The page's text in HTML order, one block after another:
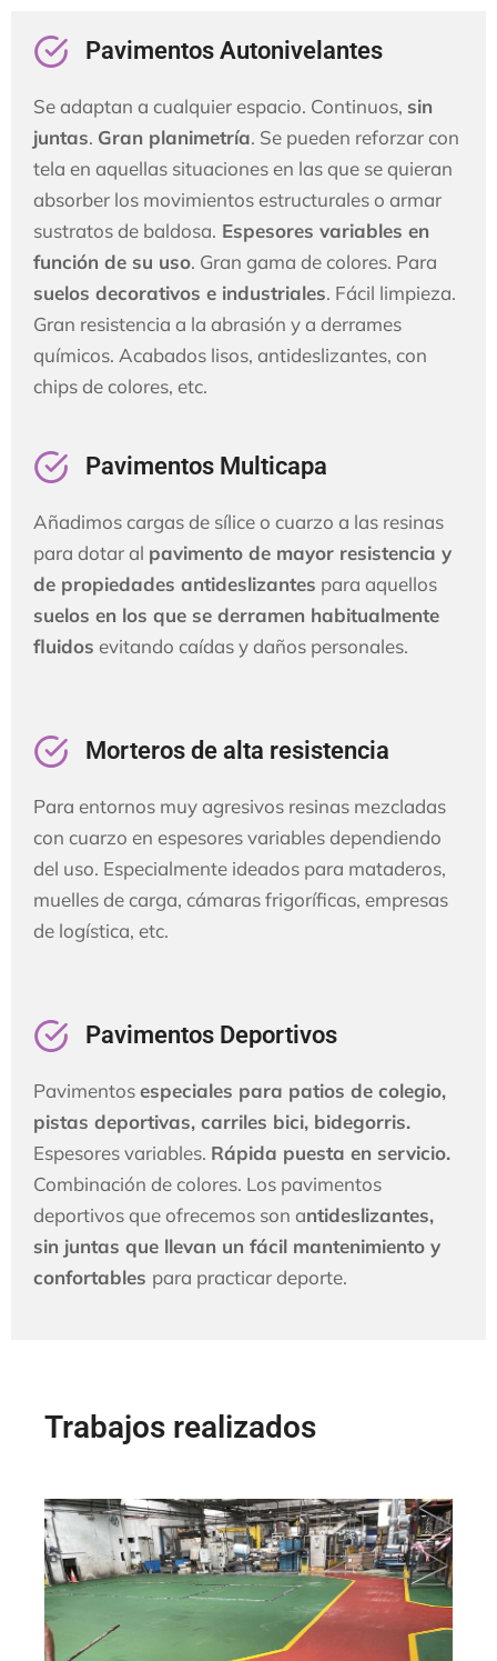
Pavimentos Autonivelantes
Se adaptan a cualquier espacio. Continuos, sin
juntas. Gran planimetría. Se pueden reforzar con
tela en aquellas situaciones en las que se quieran
absorber los movimientos estructurales o armar
sustratos de baldosa. Espesores variables en
función de su uso. Gran gama de colores. Para
suelos decorativos e industriales. Fácil limpieza.
Gran resistencia a la abrasión y a derrames
químicos. Acabados lisos, antideslizantes, con
chips de colores, etc.
Pavimentos Multicapa
Añadimos cargas de sílice o cuarzo a las resinas
para dotar al pavimento de mayor resistencia y
de propiedades antideslizantes para aquellos
suelos en los que se derramen habitualmente
fluidos evitando caídas y daños personales.
Morteros de alta resistencia
Para entornos muy agresivos resinas mezcladas
con cuarzo en espesores variables dependiendo
del uso. Especialmente ideados para mataderos,
muelles de carga, cámaras frigoríficas, empresas
de logística, etc.
Pavimentos Deportivos
Pavimentosespeciales para patios de colegio,
pistas deportivas, carriles bici, bidegorris.
Espesores variables. Rápida puesta en servicio.
Combinación de colores. Los pavimentos
deportivos que ofrecemos son antideslizantes,
sin juntas que llevan un fácil mantenimiento y
confortables para practicar deporte.
Trabajos realizados